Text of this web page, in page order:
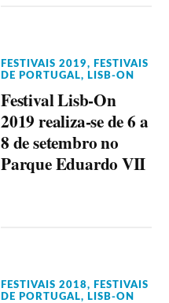
FESTIVAIS 2019,
FESTIVAIS
DE PORTUGAL, LISB-ON
Festival Lisb-On
2019 realiza-se de 6 a
8 de setembro no
Parque Eduardo VII
FESTIVAIS 2018,
FESTIVAIS
DE PORTUGAL, LISB-ON